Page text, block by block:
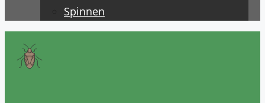
Spinnen